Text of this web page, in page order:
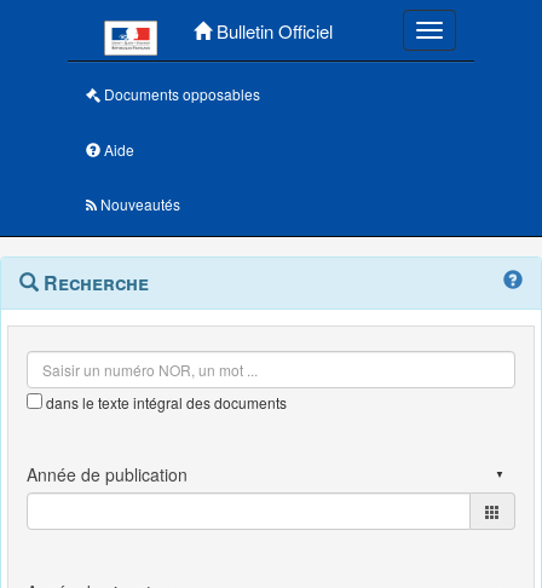
Bulletin Officiel Toggle
Documents opposables
Aide
Nouveautés
Navigation
outils
Menu
contextuel
Recherche
dans le texte intégral des documents